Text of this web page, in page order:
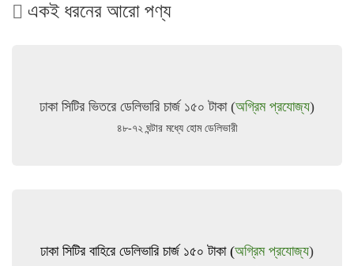
একই ধরনের আরো পণ্য
ঢাকা সিটির ভিতরে ডেলিভারি চার্জ ১৫০ টাকা (অগ্রিম প্রযোজ্য)
৪৮-৭২ ঘন্টার মধ্যে হোম ডেলিভারী
ঢাকা সিটির বাহিরে ডেলিভারি চার্জ ১৫০ টাকা (অগ্রিম প্রযোজ্য)